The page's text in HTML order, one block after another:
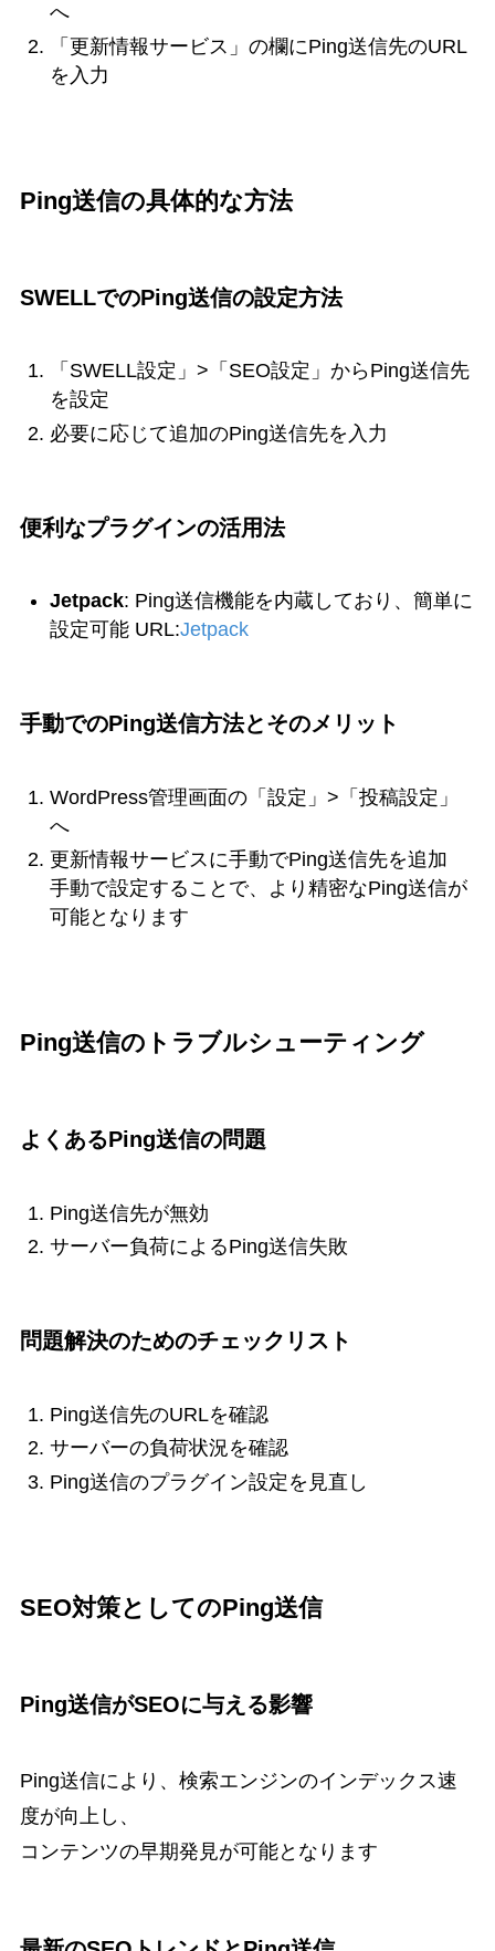
へ
「更新情報サービス」の欄にPing送信先のURL
を入力
Ping送信の具体的な方法
SWELLでのPing送信の設定方法
「SWELL設定」>「SEO設定」からPing送信先
を設定
必要に応じて追加のPing送信先を入力
便利なプラグインの活用法
Jetpack: Ping送信機能を内蔵しており、簡単に
設定可能 URL:Jetpack
手動でのPing送信方法とそのメリット
WordPress管理画面の「設定」>「投稿設定」
へ
更新情報サービスに手動でPing送信先を追加
手動で設定することで、より精密なPing送信が
可能となります
Ping送信のトラブルシューティング
よくあるPing送信の問題
Ping送信先が無効
サーバー負荷によるPing送信失敗
問題解決のためのチェックリスト
Ping送信先のURLを確認
サーバーの負荷状況を確認
Ping送信のプラグイン設定を見直し
SEO対策としてのPing送信
Ping送信がSEOに与える影響
Ping送信により、検索エンジンのインデックス速
度が向上し、
コンテンツの早期発見が可能となります